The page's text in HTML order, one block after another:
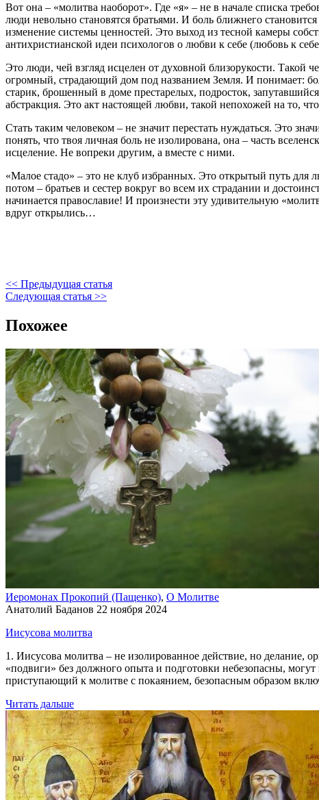
Вот она – «молитва наоборот». Где «я» – не в начале списка
люди невольно становятся братьями. И боль ближнего
изменение системы ценностей. Это выход из тесной камеры
антихристианской идеи психологов о любви к себе (любовь к
Это люди, чей взгляд исцелен от духовной близорукости.
огромный, страдающий дом под названием Земля. И понимает:
старик, брошенный в доме престарелых, подросток,
абстракция. Это акт настоящей любви, такой непохожей на то,
Стать таким человеком – не значит перестать нуждаться. Это
понять, что твоя личная боль не изолирована, она – часть
исцеление. Не вопреки другим, а вместе с ними.
«Малое стадо» – это не клуб избранных. Это открытый путь для
потом – братьев и сестер вокруг во всем их страдании и
начинается православие! И произнести эту удивительную
вдруг открылись…
<< Предыдущая статья
Следующая статья >>
Похожее
Иеромонах Прокопий (Пащенко), О Молитве
Анатолий Баданов 22 ноября 2024
Иисусова молитва
1. Иисусова молитва – не изолированное действие, но
«подвиги» без должного опыта и подготовки небезопасны,
приступающий к молитве с покаянием, безопасным образом
Читать дальше